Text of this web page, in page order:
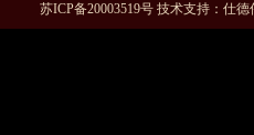
苏ICP备20003519号 技术支持： 仕德